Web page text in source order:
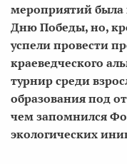
мероприятий
Дню Победы, но,
успели провести
краеведческого
турнир среди
образования под
чем запомнился
экологических